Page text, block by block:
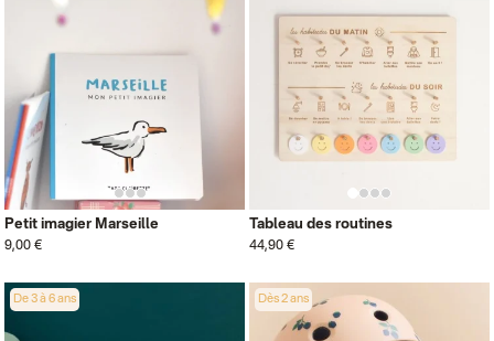
Petit imagier Marseille
9,00 €
Tableau des routines
44,90 €
De 3 à 6 ans Dès 2 ans